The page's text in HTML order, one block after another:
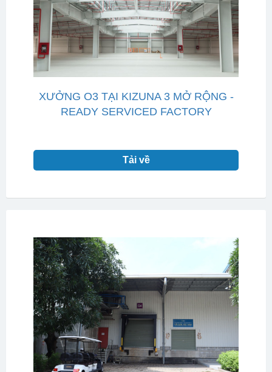
XƯỞNG O3 TẠI KIZUNA 3 MỞ RỘNG -
READY SERVICED FACTORY
Tải về